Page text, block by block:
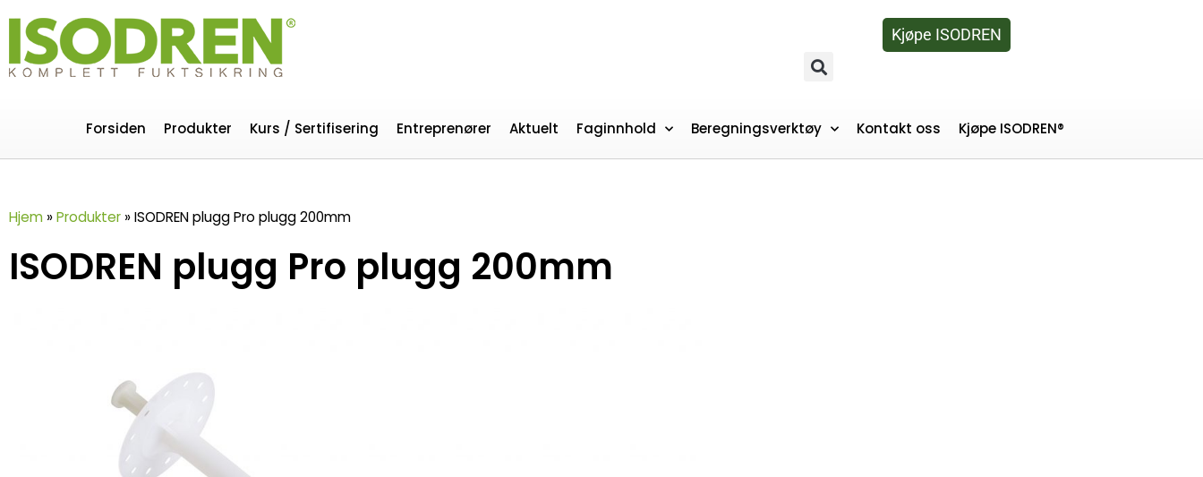
Kjøpe ISODREN
Forsiden Produkter Kurs / Sertifisering Entreprenører Aktuelt Faginnhold Beregningsverktøy Kontakt oss Kjøpe ISODREN®
Hjem »Produkter »ISODREN plugg Pro plugg 200mm
ISODREN plugg Pro plugg 200mm